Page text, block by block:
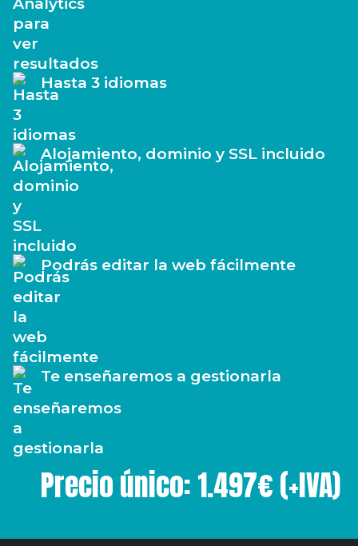
Hasta 3 idiomas
Alojamiento, dominio y SSL incluido
Podrás editar la web fácilmente
Te enseñaremos a gestionarla
Precio único: 1.497€ (+IVA)